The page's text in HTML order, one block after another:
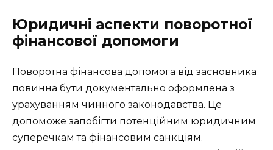
Юридичні аспекти поворотної
фінансової допомоги
Поворотна фінансова допомога від засновника
повинна бути документально оформлена з
урахуванням чинного законодавства. Це
допоможе запобігти потенційним юридичним
суперечкам та фінансовим санкціям.